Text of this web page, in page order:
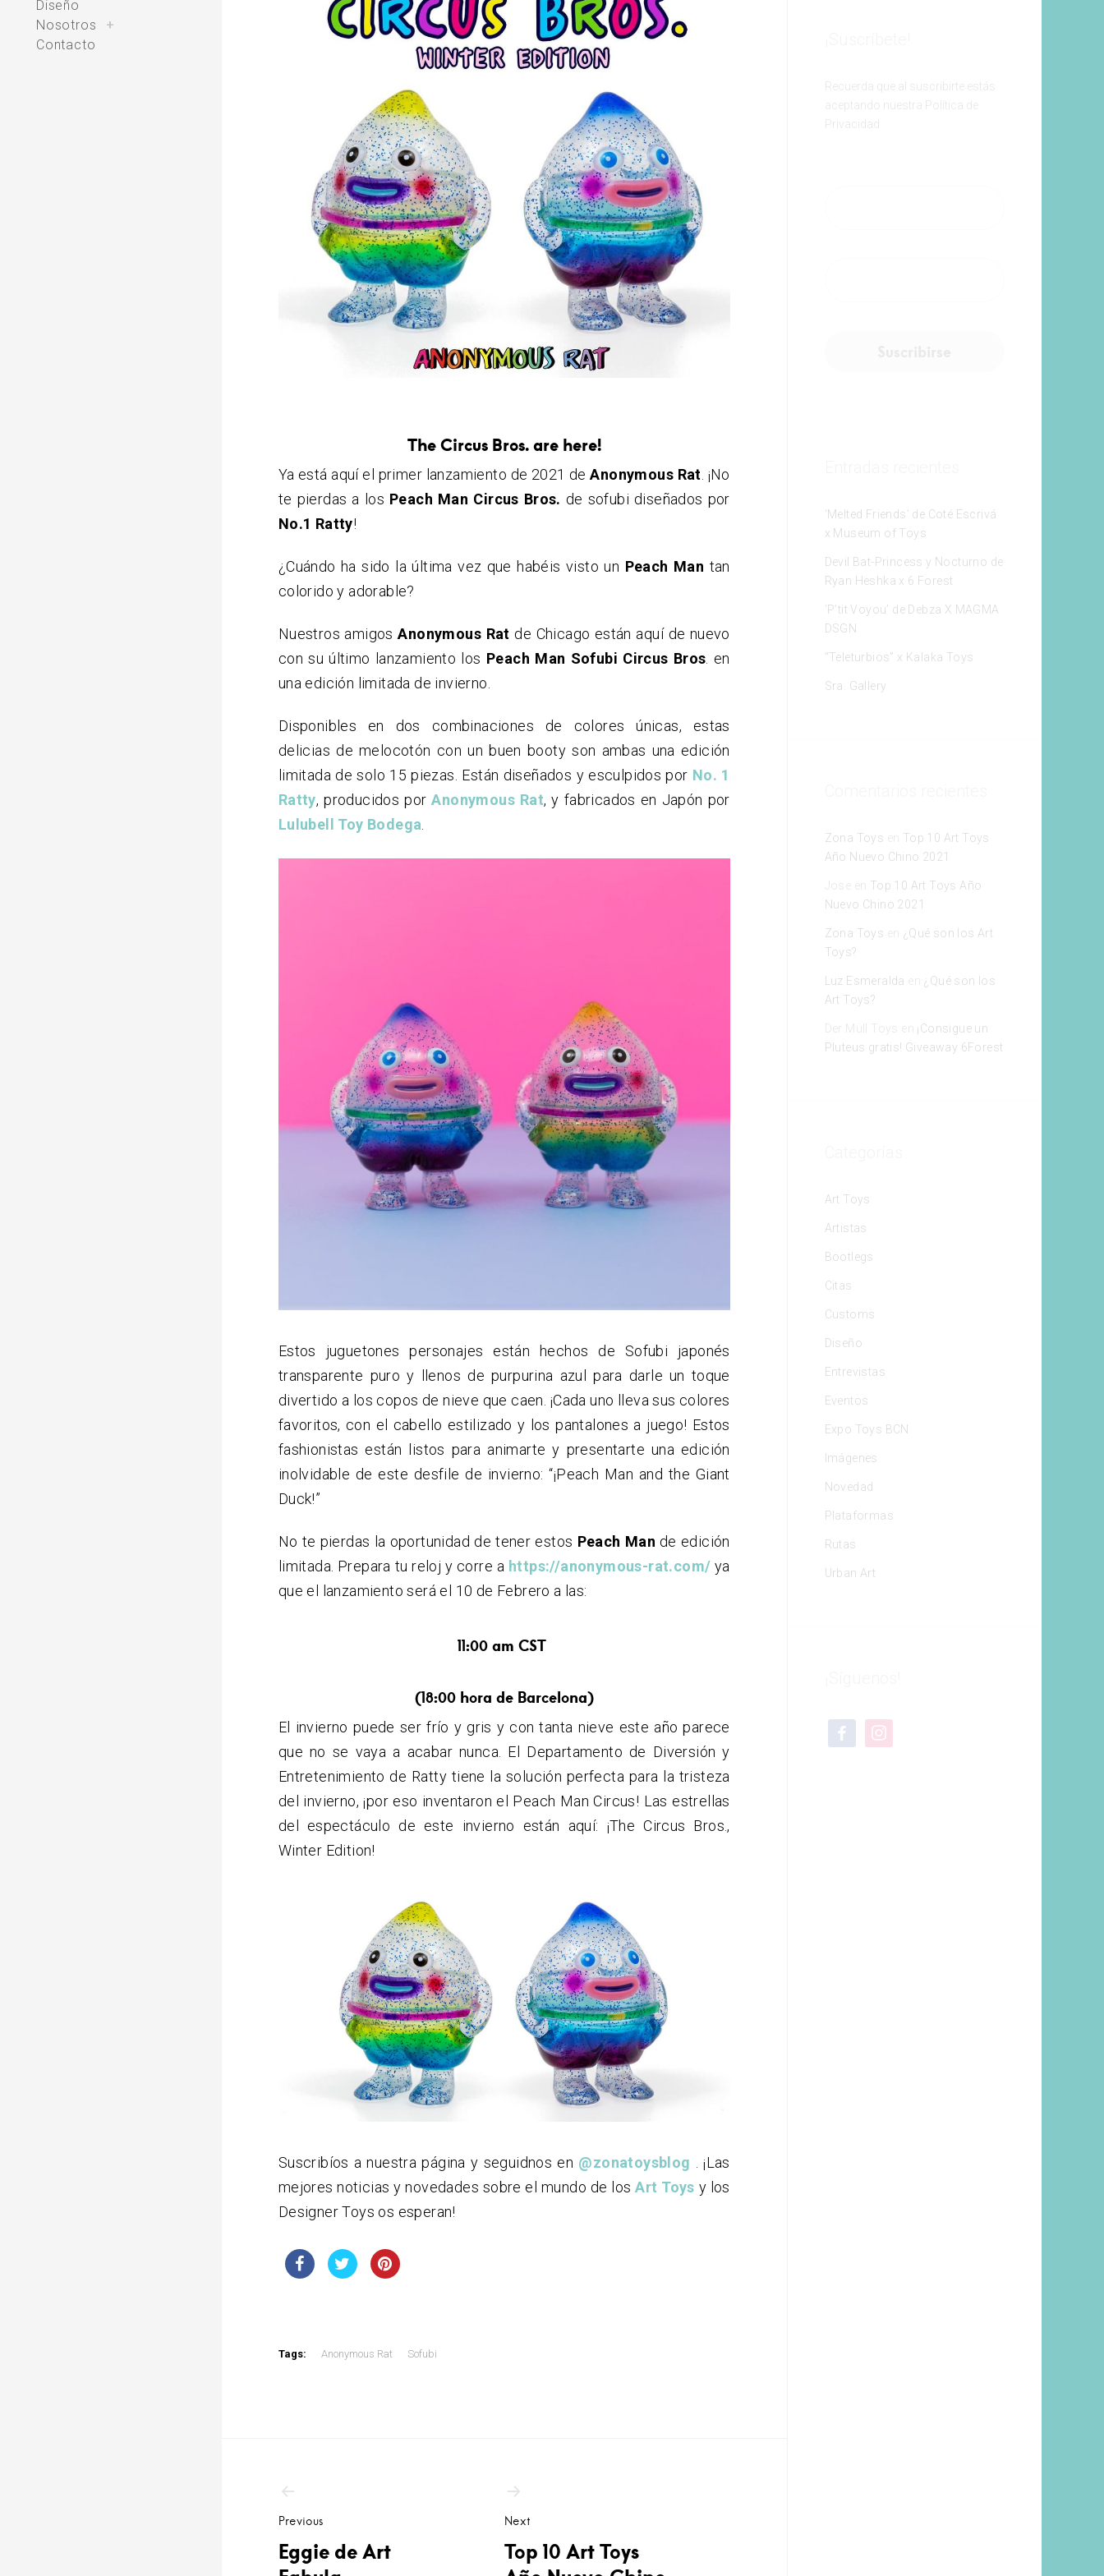
Diseño
Nosotros
toggle
child
+
Contacto
The Circus Bros. are here!
Ya está aquí el primer lanzamiento de 2021 deAnonymous Rat . ¡No
te pierdas a los Peach Man Circus Bros. de sofubi diseñados por
No.1 Ratty!
¿Cuándo ha sido la última vez que habéis visto un Peach Man tan
colorido y adorable?
Nuestros amigosAnonymous Rat de Chicago están aquí de nuevo
con su último lanzamiento los Peach Man Sofubi Circus Bros . en
una edición limitada de invierno.
Disponibles en dos combinaciones de colores únicas, estas
delicias de melocotón con un buen booty son ambas una edición
limitada de solo 15 piezas. Están diseñados y esculpidos por No. 1
Ratty, producidos porAnonymous Rat, y fabricados en Japón por
Lulubell Toy Bodega
Estos juguetones personajes están hechos de Sofubi japonés
transparente puro y llenos de purpurina azul para darle un toque
divertido a los copos de nieve que caen. ¡Cada uno lleva sus colores
favoritos, con el cabello estilizado y los pantalones a juego! Estos
fashionistas están listos para animarte y presentarte una edición
inolvidable de este desfile de invierno: “¡Peach Man and the Giant
Duck!”
No te pierdas la oportunidad de tener estos Peach Man de edición
limitada. Prepara tu reloj y corre a https://anonymous-rat.com/ ya
que el lanzamiento será el 10 de Febrero a las:
11:00 am CST
(18:00 hora de Barcelona)
El invierno puede ser frío y gris y con tanta nieve este año parece
que no se vaya a acabar nunca. El Departamento de Diversión y
Entretenimiento de Ratty tiene la solución perfecta para la tristeza
del invierno, ¡por eso inventaron el Peach Man Circus! Las estrellas
del espectáculo de este invierno están aquí: ¡The Circus Bros.,
Winter Edition!
Suscribíos a nuestra página y seguidnos en @zonatoysblog . ¡Las
mejores noticias y novedades sobre el mundo de losArt Toys y los
Designer Toys os esperan!
Tags: Anonymous Rat Sofubi
de
entradas
Previous
Eggie de Art
Next
Top 10 Art Toys
Recuerda que al suscribirte estás
aceptando nuestra Política de
Privacidad
‘Melted Friends’ de Coté Escrivá
x Museum of Toys
Devil Bat-Princess y Nocturno de
Ryan Heshka x 6 Forest
‘P’tit Voyou’ de Debza X MAGMA
DSGN
“Teleturbios” x Kalaka Toys
Sra. Gallery
Zona Toys en Top 10 Art Toys
Año Nuevo Chino 2021
Jose en Top 10 Art Toys Año
Nuevo Chino 2021
Zona Toys en
¿Qué son los Art
Toys?
Luz Esmeralda en ¿Qué son los
Art Toys?
Der Müll Toys en ¡Consigue un
Pluteus gratis! Giveaway 6Forest
Art Toys
Artistas
Bootlegs
Citas
Customs
Diseño
Entrevistas
Eventos
Expo Toys BCN
Imágenes
Novedad
Plataformas
Rutas
Urban Art
facebookinstagram